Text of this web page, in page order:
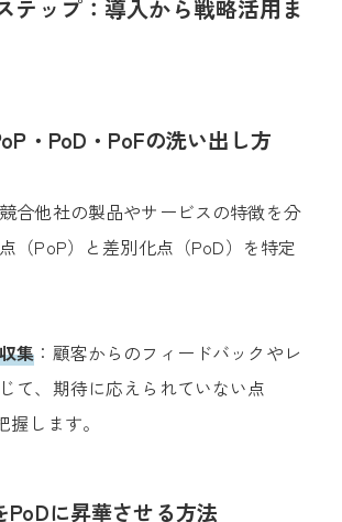
テップ：導入から戦略活用ま
・PoD・PoFの洗い出し方
競合他社の製品やサービスの特徴を分
（PoP）と差別化点（PoD）を特定
集 ：​ 顧客からのフィードバックやレ
て、期待に応えられていない点
握します。
PoDに昇華させる方法